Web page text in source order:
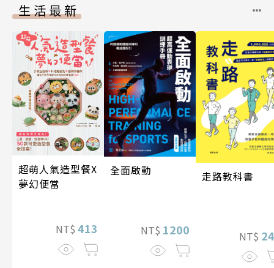
生活最新
超萌人氣造型餐X
夢幻便當
NT$ 413
全面啟動
NT$ 1200
走路教科書
NT$